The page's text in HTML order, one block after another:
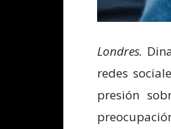
Londres.
redes
presión